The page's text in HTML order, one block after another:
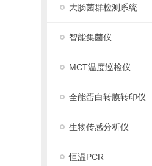
大肠菌群检测系统
智能集菌仪
MCT温度巡检仪
全能蛋白转膜转印仪
生物传感分析仪
恒温PCR